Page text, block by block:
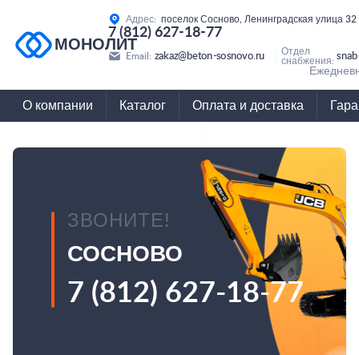
МОНОЛИТ
Адрес: поселок Сосново, Ленинградская улица 32
7 (812) 627-18-77
Email: zakaz@beton-sosnovo.ru
Отдел
снабжения:
О компании Каталог Оплата и доставка
ЗВОНИТЕ!
СОСНОВО
7 (812) 627-18-77